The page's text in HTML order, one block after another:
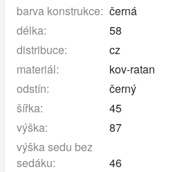
barva konstrukce: černá
délka:
58
distribuce:
cz
materiál:
kov-ratan
odstín:
černý
šířka:
45
výška:
87
výška sedu bez
sedáku:
46